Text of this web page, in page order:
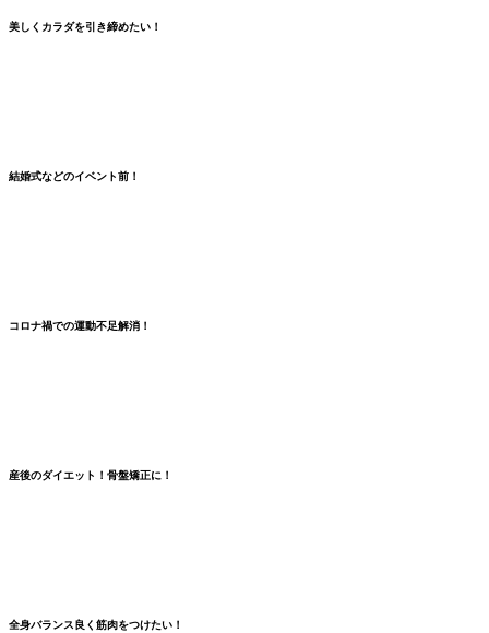
美しくカラダを引き締めたい！
結婚式などのイベント前！
コロナ禍での運動不足解消 ！
産後のダイエット！骨盤矯正に！
全身バランス良く筋肉をつけたい！